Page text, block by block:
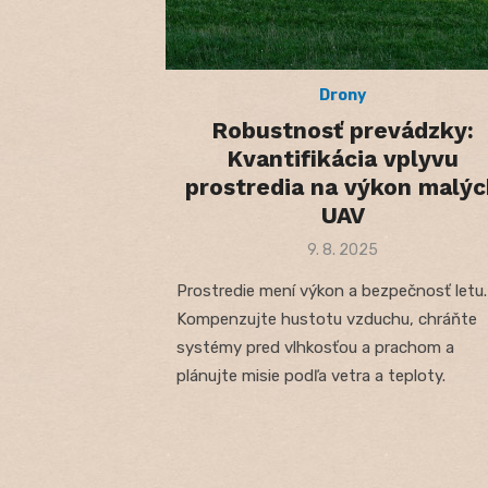
Drony
Robustnosť prevádzky:
Kvantifikácia vplyvu
prostredia na výkon
UAV
Posted
9. 8. 2025
Prostredie mení výkon a bezpečnosť letu.
Kompenzujte hustotu vzduchu, chráňte
systémy pred vlhkosťou a prachom a
plánujte misie podľa vetra a teploty.